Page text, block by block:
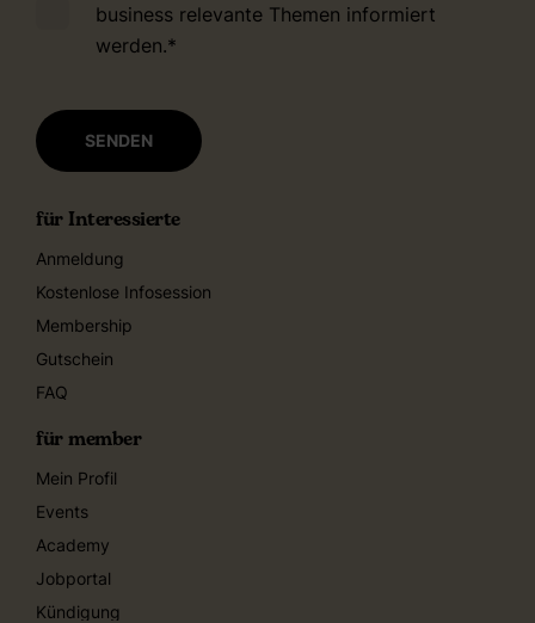
business relevante Themen informiert
werden.*
für Interessierte
Anmeldung
Kostenlose Infosession
Membership
Gutschein
FAQ
für member
Mein Profil
Events
Academy
Jobportal
Kündigung